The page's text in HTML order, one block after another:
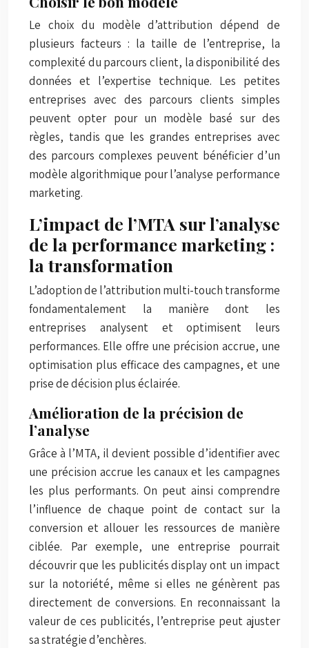
Le choix du modèle d’attribution dépend de
plusieurs facteurs : la taille de l’entreprise, la
complexité du parcours client, la disponibilité des
données et l’expertise technique. Les petites
entreprises avec des parcours clients simples
peuvent opter pour un modèle basé sur des
règles, tandis que les grandes entreprises avec
des parcours complexes peuvent bénéficier d’un
modèle algorithmique pour l’analyse performance
marketing.
L’impact de l’MTA sur l’analyse
de la performance marketing :
la transformation
L’adoption de l’attribution multi-touch transforme
fondamentalement la manière dont les
entreprises analysent et optimisent leurs
performances. Elle offre une précision accrue, une
optimisation plus efficace des campagnes, et une
prise de décision plus éclairée.
Amélioration de la précision de
l’analyse
Grâce à l’MTA, il devient possible d’identifier avec
une précision accrue les canaux et les campagnes
les plus performants. On peut ainsi comprendre
l’influence de chaque point de contact sur la
conversion et allouer les ressources de manière
ciblée. Par exemple, une entreprise pourrait
découvrir que les publicités display ont un impact
sur la notoriété, même si elles ne génèrent pas
directement de conversions. En reconnaissant la
valeur de ces publicités, l’entreprise peut ajuster
sa stratégie d’enchères.